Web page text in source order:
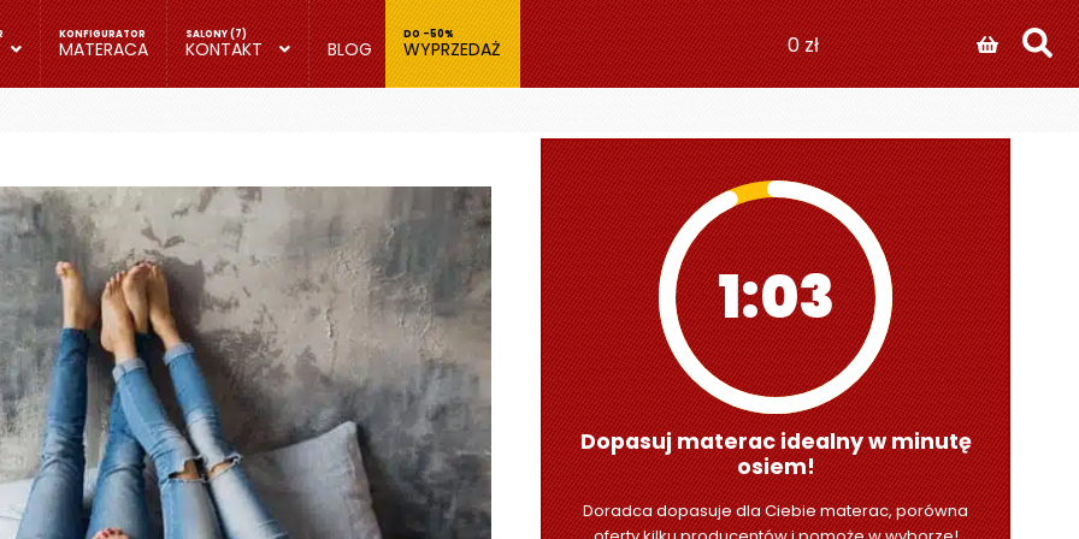
MATERACA KONTAKT BLOG WYPRZEDAŻ 0zł
1:01
Dopasuj materac idealny w minutę
osiem!
Doradca dopasuje dla Ciebie materac, porówna